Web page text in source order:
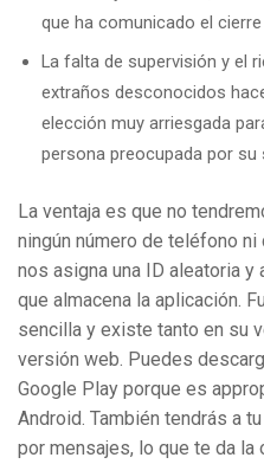
que ha comunicado el
La falta de supervisión y el
extraños desconocidos
elección muy arriesgada
persona preocupada por su
La ventaja es que no
ningún número de teléfono
nos asigna una ID aleatoria y
que almacena la aplicación.
sencilla y existe tanto en su
versión web. Puedes
Google Play porque es
Android. También tendrás a
por mensajes, lo que te da